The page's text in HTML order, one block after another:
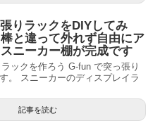
りラックをDIYしてみ
と違って外れず自由にア
ニーカー棚が完成です
ックを作ろう G-fun で突っ張り
。 スニーカーのディスプレイラ
記事を読む